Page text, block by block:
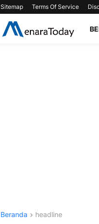
Sitemap Terms Of Service
Beranda headline